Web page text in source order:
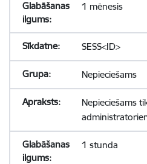
1 mēnesis
SESS<ID>
Nepieciešams
Nepieciešams
1 stunda